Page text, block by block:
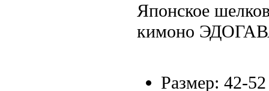
Японское
кимоно
Размер: 42-52